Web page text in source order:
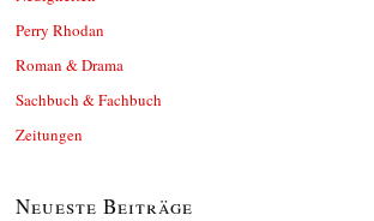
Perry Rhodan
Roman & Drama
Sachbuch & Fachbuch
Zeitungen
Neueste Beiträge